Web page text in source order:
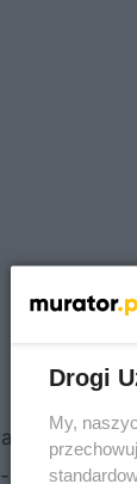
na
poprawy
Drogi
My,